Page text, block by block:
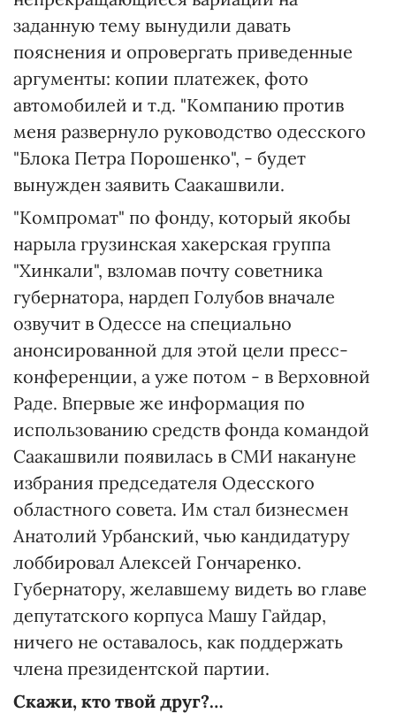
заданную тему вынудили давать
пояснения и опровергать приведенные
аргументы: копии платежек, фото
автомобилей и т.д. "Компанию против
меня развернуло руководство одесского
"Блока Петра Порошенко", - будет
вынужден заявить Саакашвили.
"Компромат" по фонду, который якобы
нарыла грузинская хакерская группа
"Хинкали", взломав почту советника
губернатора, нардеп Голубов вначале
озвучит в Одессе на специально
анонсированной для этой цели пресс-
конференции, а уже потом - в Верховной
Раде. Впервые же информация по
использованию средств фонда командой
Саакашвили появилась в СМИ накануне
избрания председателя Одесского
областного совета. Им стал бизнесмен
Анатолий Урбанский, чью кандидатуру
лоббировал Алексей Гончаренко.
Губернатору, желавшему видеть во главе
депутатского корпуса Машу Гайдар,
ничего не оставалось, как поддержать
члена президентской партии.
Скажи, кто твой друг?…